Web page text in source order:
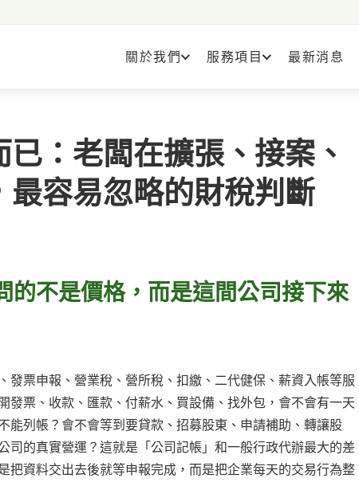
關於我們
服務項目 最新消息
：老闆在擴張、接案、
容易忽略的財稅判斷
的不是價格，而是這間公司接下來
票申報、營業稅、營所稅、扣繳、二代健保、薪資入帳等服
票、收款、匯款、付薪水、買設備、找外包，會不會有一天
列帳？會不會等到要貸款、招募股東、申請補助、轉讓股
的真實營運？這就是「公司記帳」和一般行政代辦最大的差
資料交出去後就等申報完成，而是把企業每天的交易行為整